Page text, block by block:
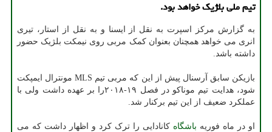
تیم ملی بلژیک خواهد بود.
به گزارش مرکز اسپرت به نقل از ایسنا و به نقل از استار، تیری
انری می خواهد همچنان بعنوان کمک مربی روی نیمکت بلژیک حضور
داشته باشد.
بازیکن سابق آرسنال پیش از این که مربی تیم MLS مونترال ایمپکت
شود، هدایت تیم موناکو در فصل ۱۹-۲۰۱۸را بر عهده داشت ولی با
عملکرد ضعیف از این تیم برکنار شد.
او در ماه فوریه باشگاه کانادایی را ترک کرد و اظهار داشت که می